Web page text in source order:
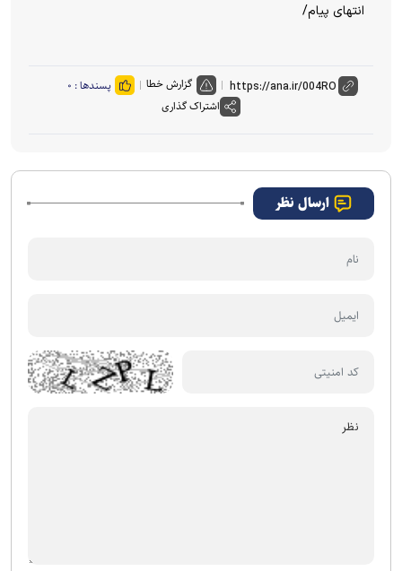
انتهای پیام/
گزارش خطا پسندها : ۰
اشتراک گذاری
ارسال نظر